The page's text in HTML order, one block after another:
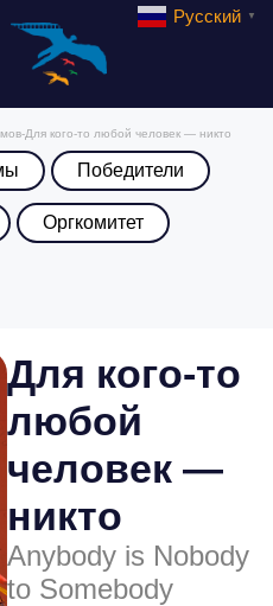
Русский ▼
-Для кого-то любой человек — никто
Победители
Оргкомитет
Для кого-то
любой
человек —
никто
Anybody is Nobody
to Somebody